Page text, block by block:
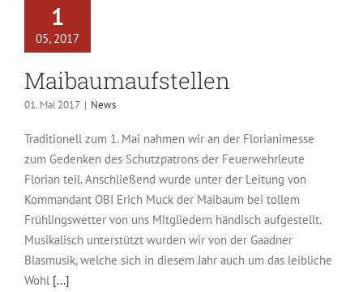
1
05, 2017
Maibaumaufstellen
01. Mai 2017 | News
Traditionell zum 1. Mai nahmen wir an der Florianimesse
zum Gedenken des Schutzpatrons der Feuerwehrleute
Florian teil. Anschließend wurde unter der Leitung von
Kommandant OBI Erich Muck der Maibaum bei tollem
Frühlingswetter von uns Mitgliedern händisch aufgestellt.
Musikalisch unterstützt wurden wir von der Gaadner
Blasmusik, welche sich in diesem Jahr auch um das leibliche
Wohl [...]